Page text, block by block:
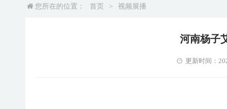
您所在的位置： 首页 > 视频展播
河南杨子
更新时间：